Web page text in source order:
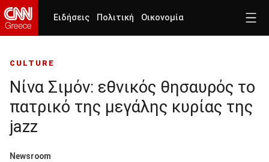
Ειδήσεις Πολιτική Οικονομία
CULTURE
Νίνα Σιμόν: εθνικός θησαυρός το
πατρικό της μεγάλης κυρίας της
jazz
Newsroom